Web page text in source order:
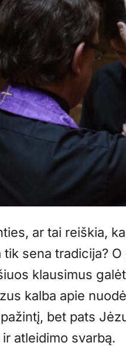
ar tai reiškia,
tik sena tradicija?
klausimus
kalba apie
bet pats
atleidimo svarbą.